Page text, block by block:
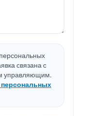
связана с
управляющим.